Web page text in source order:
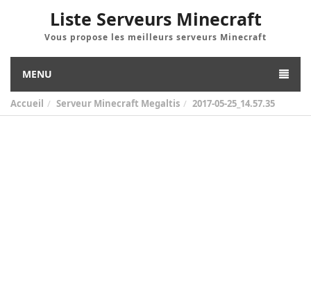
Liste Serveurs Minecraft
Vous propose les meilleurs serveurs Minecraft
MENU
Accueil Serveur Minecraft Megaltis 2017-05-25_14.57.35